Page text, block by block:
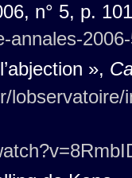
n° 5, p.
annales-
»,